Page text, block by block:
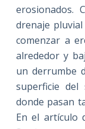
erosionados.
drenaje
comenzar a
alrededor y
un derrumbe
superficie
donde pasan
En el artículo